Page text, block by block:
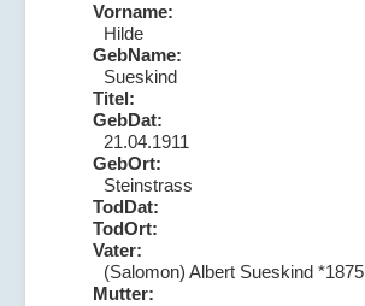
Vorname:
Hilde
GebName:
Sueskind
Titel:
GebDat:
21.04.1911
GebOrt:
Steinstrass
TodDat:
TodOrt:
Vater:
(Salomon) Albert Sueskind *1875
Mutter: